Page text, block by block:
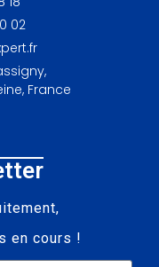
02
France
en cours !